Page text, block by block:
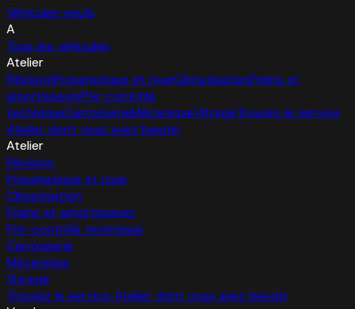
Véhicules neufs
A
Tous les véhicules
Atelier
RévisionPneumatique et roueClimatisationFreins et
amortisseursPré-contrôle
techniqueCarrosserieMécaniqueVitrageTrouvez le service
Atelier dont vous avez besoin
Atelier
Révision
Pneumatique et roue
Climatisation
Freins et amortisseurs
Pré-contrôle technique
Carrosserie
Mécanique
Vitrage
Trouvez le service Atelier dont vous avez besoin